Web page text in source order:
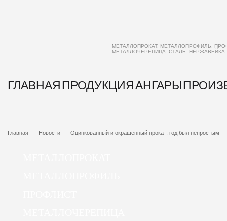
МЕТАЛЛОПРОКАТ. МЕТАЛЛОПРОФИЛЬ.
МЕТАЛЛОЧЕРЕПИЦА. СТАЛЬ.
ГЛАВНАЯПРОДУКЦИЯАНГАРЫ
Главная Новости Оцинкованный и окрашенный прокат: год был непростым